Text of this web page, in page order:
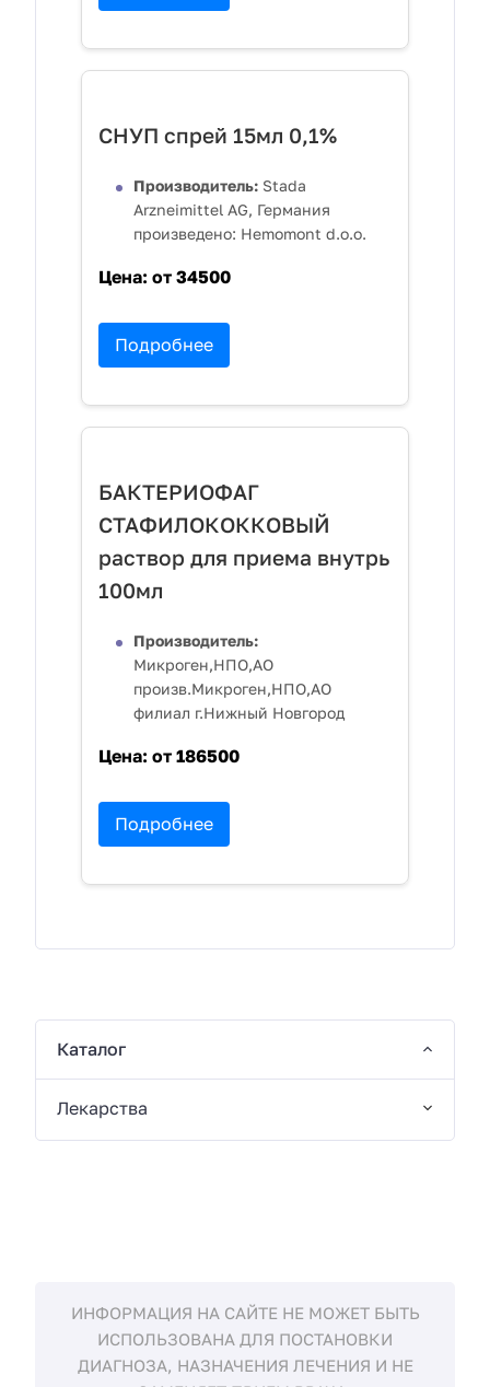
СНУП спрей 15мл 0,1%
Производитель: Stada
Arzneimittel AG, Германия
произведено: Hemomont d.o.o.
Цена: от 34500
Подробнее
БАКТЕРИОФАГ
СТАФИЛОКОККОВЫЙ
раствор для приема внутрь
100мл
Производитель:
Микроген,НПО,АО
произв.Микроген,НПО,АО
филиал г.Нижный Новгород
Цена: от 186500
Подробнее
Каталог
Лекарства
ИНФОРМАЦИЯ НА САЙТЕ НЕ МОЖЕТ БЫТЬ
ИСПОЛЬЗОВАНА ДЛЯ ПОСТАНОВКИ
ДИАГНОЗА, НАЗНАЧЕНИЯ ЛЕЧЕНИЯ И НЕ